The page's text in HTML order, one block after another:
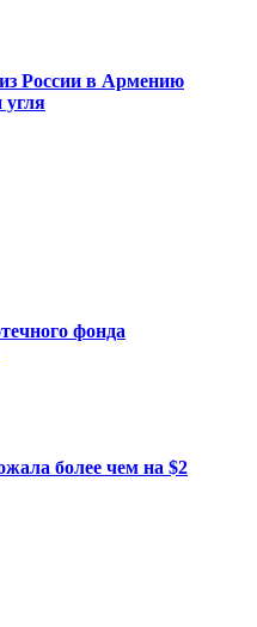
России в Армению
фонда
более чем на $2